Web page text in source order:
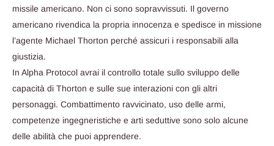
missile americano. Non ci sono sopravvissuti. Il governo
americano rivendica la propria innocenza e spedisce in missione
l’agente Michael Thorton perché assicuri i responsabili alla
giustizia.
In Alpha Protocol avrai il controllo totale sullo sviluppo delle
capacità di Thorton e sulle sue interazioni con gli altri
personaggi. Combattimento ravvicinato, uso delle armi,
competenze ingegneristiche e arti seduttive sono solo alcune
delle abilità che puoi apprendere.